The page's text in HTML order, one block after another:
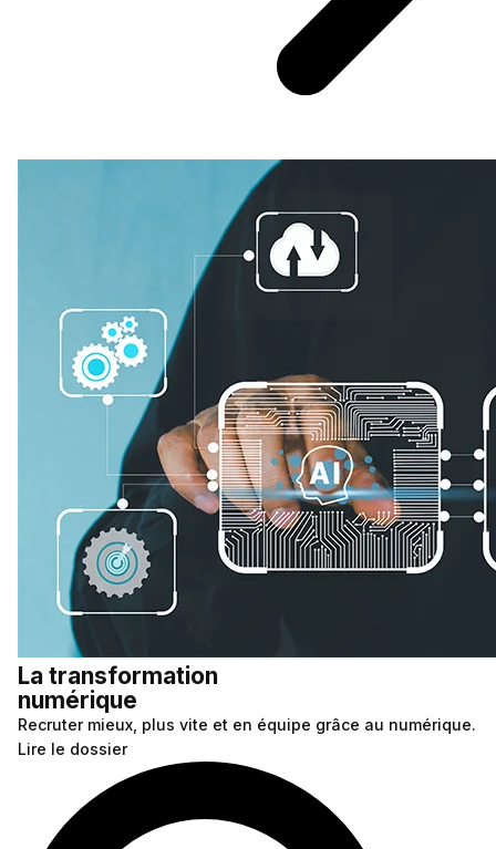
La transformation
numérique
Recruter mieux, plus vite et en équipe grâce au numérique.
Lire le dossier